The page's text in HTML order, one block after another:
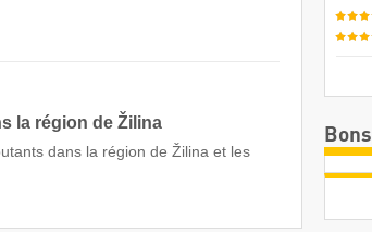
la région de Žilina
dans la région de Žilina et les